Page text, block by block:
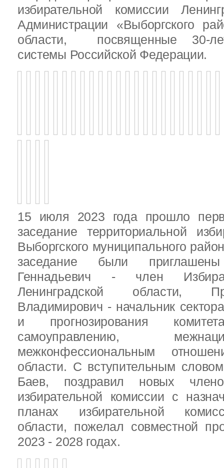
избирательной комиссии
Администрации «Выборгского
области, посвященные 30-
системы Российской Федерации.
15 июля 2023 года прошло
заседание территориальной
Выборгского муниципального
заседание были
Геннадьевич - член
Ленинградской области,
Владимирович - начальник
и прогнозирования
самоуправлению,
межконфессиональным
области. С вступительным
Баев, поздравил новых
избирательной комиссии с
планах избирательной
области, пожелал совместной
2023 - 2028 годах.